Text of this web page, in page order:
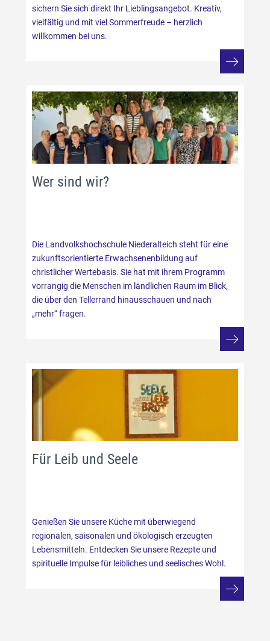
sichern Sie sich direkt Ihr Lieblingsangebot. Kreativ,
vielfältig und mit viel Sommerfreude – herzlich
willkommen bei uns.
Wer sind wir?
Die Landvolkshochschule Niederalteich steht für eine
zukunftsorientierte Erwachsenenbildung auf
christlicher Wertebasis. Sie hat mit ihrem Programm
vorrangig die Menschen im ländlichen Raum im Blick,
die über den Tellerrand hinausschauen und nach
„mehr“ fragen.
Für Leib und Seele
Genießen Sie unsere Küche mit überwiegend
regionalen, saisonalen und ökologisch erzeugten
Lebensmitteln. Entdecken Sie unsere Rezepte und
spirituelle Impulse für leibliches und seelisches Wohl.